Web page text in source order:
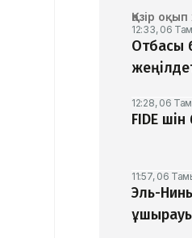
Қазір
12:33, 06
Отбасы
12:28, 06
​FIDE
11:57, 06
Эль-
ұшырауы